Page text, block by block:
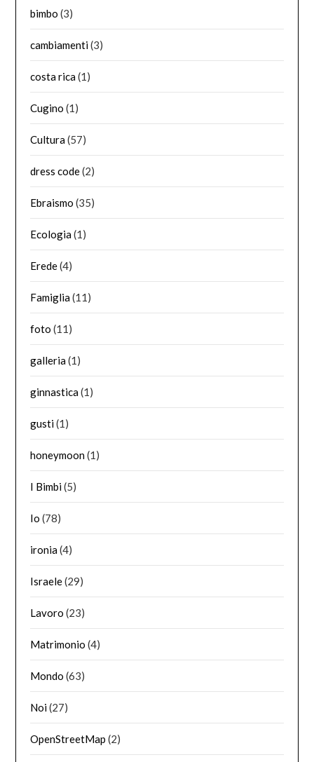
bimbo (3)
cambiamenti(3)
costa rica(1)
Cugino (1)
Cultura(57)
dress code(2)
Ebraismo (35)
Ecologia(1)
Erede(4)
Famiglia(11)
foto (11)
galleria(1)
ginnastica(1)
gusti(1)
honeymoon(1)
I Bimbi(5)
Io (78)
ironia(4)
Israele(29)
Lavoro (23)
Matrimonio (4)
Mondo (63)
Noi(27)
OpenStreetMap (2)